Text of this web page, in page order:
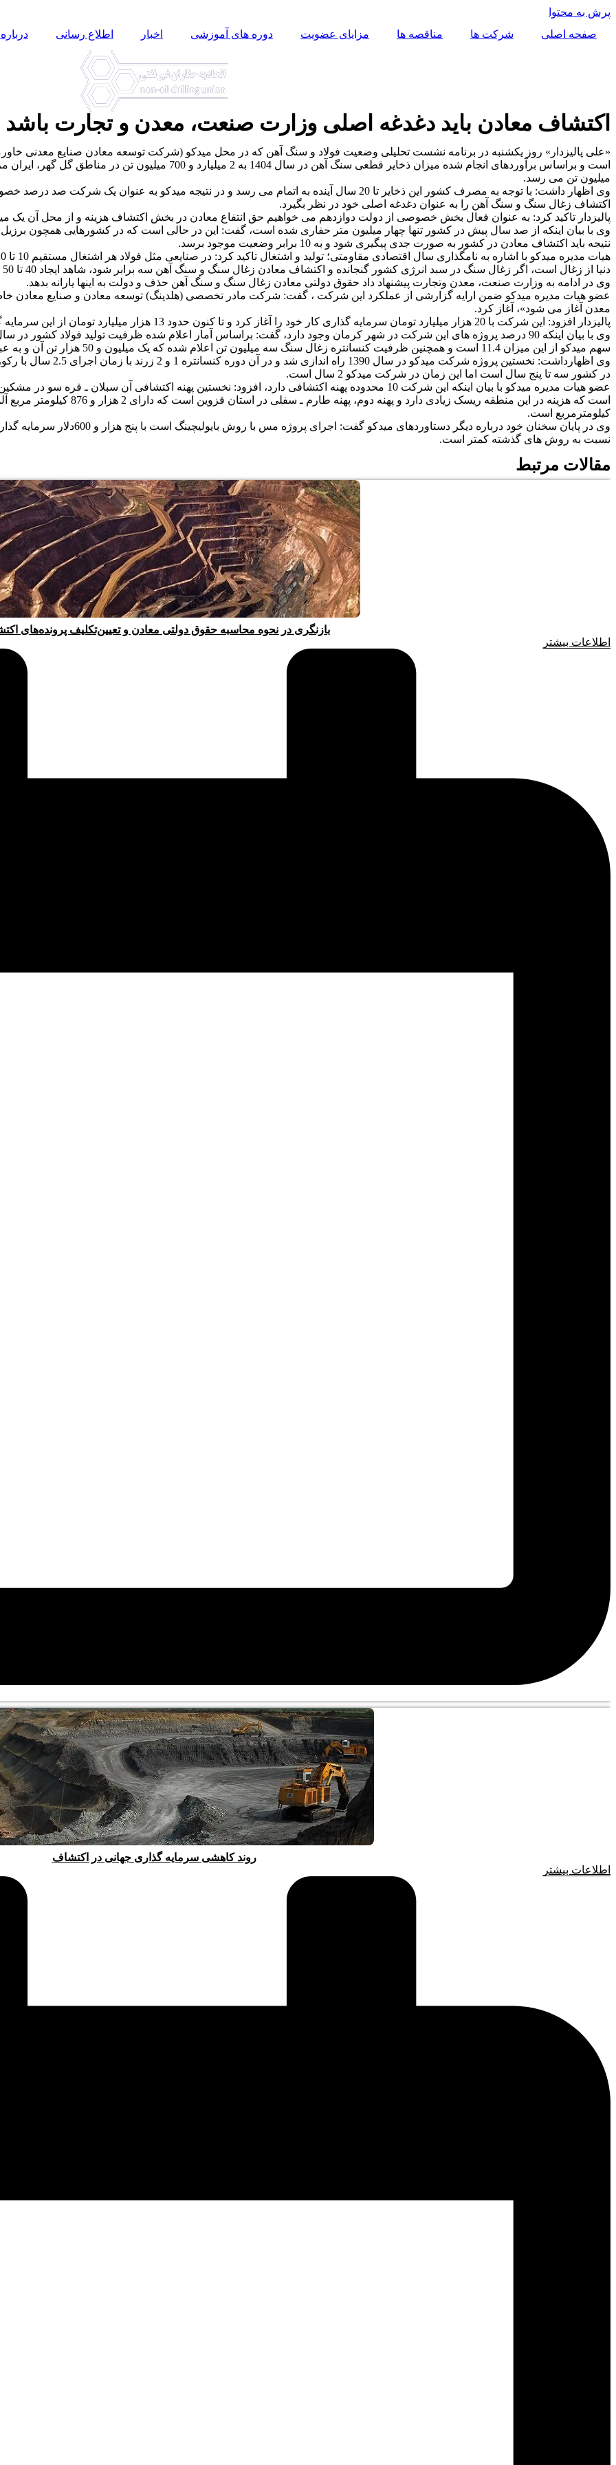
پرش به محتوا
صفحه اصلی
شرکت ها مناقصه ها مزایای عضویت دوره های آموزشی اخبار اطلاع رسانی
اکتشاف معادن باید دغدغه اصلی وزارت صنعت، معدن و تجارت باشد
«علی پالیزدار» روز یکشنبه در برنامه نشست تحلیلی وضعیت فولاد و سنگ آهن که در محل میدکو (شرکت توسعه معادن صنایع معدنی
میلیون تن می رسد.
وی اظهار داشت: با توجه به مصرف کشور این ذخایر تا 20 سال آینده به اتمام می رسد و در نتیجه میدکو
اکتشاف زغال سنگ و سنگ آهن را به عنوان دغدغه اصلی خود در نظر بگیرد.
پالیزدار تاکید کرد: به عنوان فعال بخش خصوصی از دولت دوازدهم می خواهیم حق انتفاع معادن در بخش اکتشاف هزینه و از محل آن یک
وی با بیان اینکه از صد سال پیش در کشور تنها چهار میلیون متر حفاری شده است، گفت: این در حالی است که در کشورهایی همچون برزیل،
نتیجه باید اکتشاف معادن در کشور به صورت جدی پیگیری شود و به 10 برابر وضعیت موجود برسد.
دنیا از زغال است، اگر زغال سنگ در سبد انرژی کشور گنجانده و اکتشاف معادن زغال سنگ و سنگ آهن سه برابر شود، شاهد ایجاد 40 تا 50 هزار شغل در کشور خواهیم بود.
وی در ادامه به وزارت صنعت، معدن وتجارت پیشنهاد داد حقوق دولتی معادن زغال سنگ و سنگ آهن حذف و دولت به اینها یارانه بدهد.
معدن آغاز می شود»، آغاز کرد.
پالیزدار افزود: این شرکت با 20 هزار میلیارد تومان سرمایه گذاری کار خود را آغاز کرد و تا کنون حدود 13 هزار میلیارد تومان از این سرمایه گذاری محقق شده و 35 پروژه در اختیار این شرکت است.
سهم میدکو از این میزان 11.4 است و همچنین ظرفیت کنسانتره زغال سنگ سه میلیون تن اعلام شده که یک میلیون و 50 هزار تن آن و به عبارتی 33 درصد از این ظرفیت مربوط به شرکت میدکو است.
وی اظهارداشت: نخستین
در کشور سه تا پنج سال است اما این زمان در شرکت میدکو 2 سال است.
کیلومترمربع است.
نسبت به روش های گذشته کمتر است.
مقالات مرتبط
بازنگری در نحوه محاسبه حقوق دولتی معادن و تعیین‌تکلیف پرونده‌های
اطلاعات بیشتر
روند کاهشی سرمایه گذاری جهانی در اکتشاف
اطلاعات بیشتر